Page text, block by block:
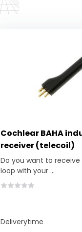
Cochlear BAHA
receiver (telecoil)
Do you want to
loop with your ...
Deliverytime